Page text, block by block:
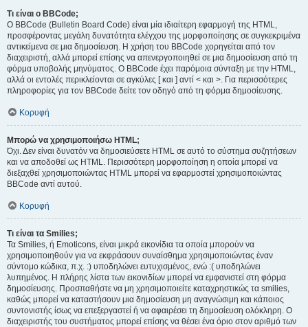
Τι είναι ο BBCode;
Ο BBCode (Bulletin Board Code) είναι μία ιδιαίτερη εφαρμογή της HTML,
προσφέροντας μεγάλη δυνατότητα ελέγχου της μορφοποίησης σε συγκεκριμένα
αντικείμενα σε μια δημοσίευση. Η χρήση του BBCode χορηγείται από τον
διαχειριστή, αλλά μπορεί επίσης να απενεργοποιηθεί σε μια δημοσίευση από τη
φόρμα υποβολής μηνύματος. Ο BBCode έχει παρόμοια σύνταξη με την HTML,
αλλά οι εντολές περικλείονται σε αγκύλες [ και ] αντί < και >. Για περισσότερες
πληροφορίες για τον BBCode δείτε τον οδηγό από τη φόρμα δημοσίευσης.
Κορυφή
Μπορώ να χρησιμοποιήσω HTML;
Όχι. Δεν είναι δυνατόν να δημοσιεύσετε HTML σε αυτό το σύστημα συζητήσεων
και να αποδοθεί ως HTML. Περισσότερη μορφοποίηση η οποία μπορεί να
διεξαχθεί χρησιμοποιώντας HTML μπορεί να εφαρμοστεί χρησιμοποιώντας
BBCode αντί αυτού.
Κορυφή
Τι είναι τα Smilies;
Τα Smilies, ή Emoticons, είναι μικρά εικονίδια τα οποία μπορούν να
χρησιμοποιηθούν για να εκφράσουν συναίσθημα χρησιμοποιώντας έναν
σύντομο κώδικα, π.χ. :) υποδηλώνει ευτυχισμένος, ενώ :( υποδηλώνει
λυπημένος. Η πλήρης λίστα των εικονιδίων μπορεί να εμφανιστεί στη φόρμα
δημοσίευσης. Προσπαθήστε να μη χρησιμοποιείτε καταχρηστικώς τα smilies,
καθώς μπορεί να καταστήσουν μια δημοσίευση μη αναγνώσιμη και κάποιος
συντονιστής ίσως να επεξεργαστεί ή να αφαιρέσει τη δημοσίευση ολόκληρη. Ο
διαχειριστής του συστήματος μπορεί επίσης να θέσει ένα όριο στον αριθμό των